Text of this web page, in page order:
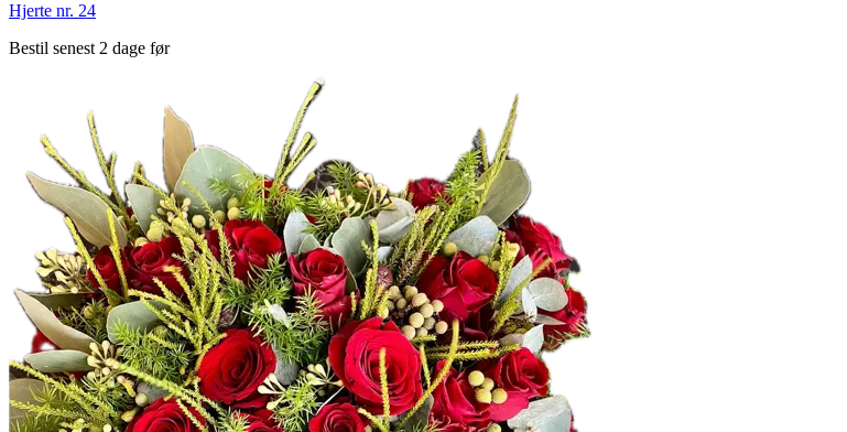
Hjerte nr. 24
Bestil senest 2 dage før